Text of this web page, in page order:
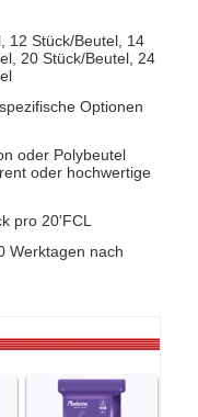
12 Stück/Beutel, 14
20 Stück/Beutel, 24
Optionen
oder Polybeutel
oder hochwertige
pro 20'FCL
Werktagen nach